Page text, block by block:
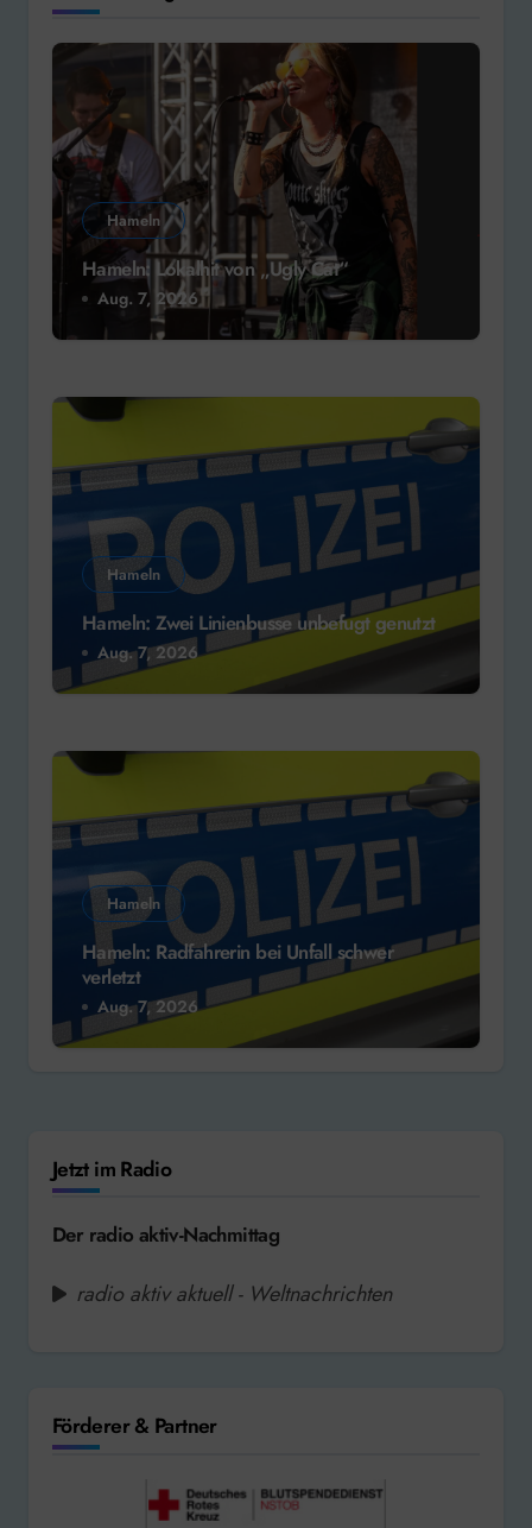
Hameln
Hameln: Lokalhit von „Ugly Cat“
Aug. 7, 2026
Hameln
Hameln: Zwei Linienbusse unbefugt genutzt
Aug. 7, 2026
Hameln
Hameln: Radfahrerin bei Unfall schwer
verletzt
Aug. 7, 2026
Jetzt im Radio
Der radio aktiv-Nachmittag
radio aktiv aktuell - Weltnachrichten
Förderer & Partner